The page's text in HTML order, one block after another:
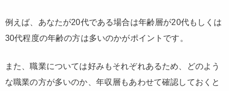
例えば、あなたが20代である場合は年齢層が20代もしくは
30代程度の年齢の方は多いのかがポイントです。
また、職業については好みもそれぞれあるため、どのよう
な職業の方が多いのか、年収層もあわせて確認しておくと